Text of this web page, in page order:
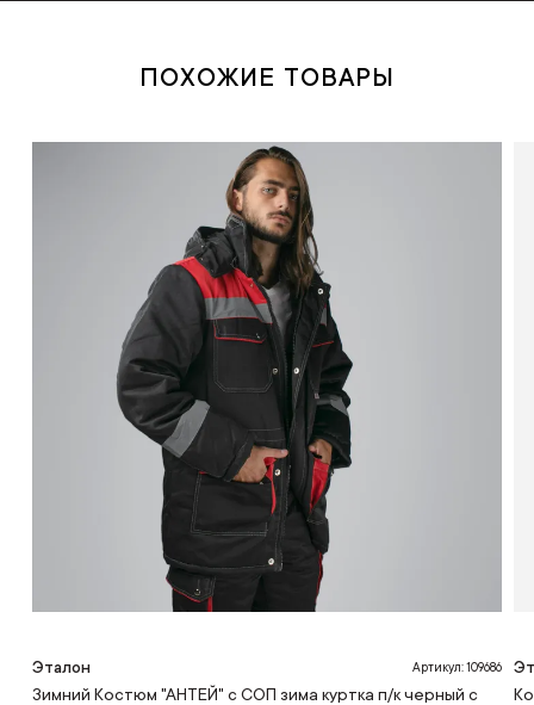
ПОХОЖИЕ ТОВАРЫ
Эталон Артикул: 109686
Зимний Костюм "АНТЕЙ" с СОП зима куртка п/к черный с